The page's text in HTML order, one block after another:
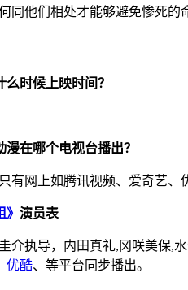
同他们相处才能够避免惨死的
么时候上映时间？
漫在哪个电视台播出？
有网上如腾讯视频、爱奇艺、
演员表
介执导，内田真礼,冈咲美保
优酷、等平台同步播出。